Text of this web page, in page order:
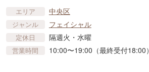
エリア 中央区
ジャンル フェイシャル
定休日 隔週火・水曜
営業時間 10:00〜19:00（最終受付18:00）